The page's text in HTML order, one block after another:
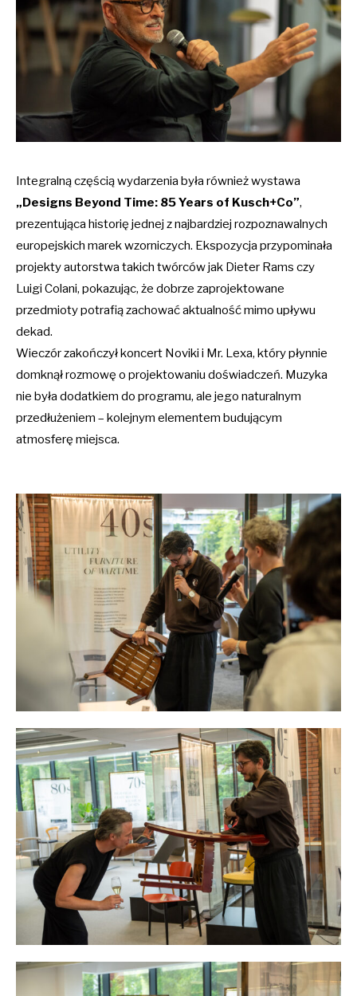
Integralną częścią wydarzenia była również wystawa
„Designs Beyond Time: 85 Years of Kusch+Co”,
prezentująca historię jednej z najbardziej rozpoznawalnych
europejskich marek wzorniczych. Ekspozycja przypominała
projekty autorstwa takich twórców jak Dieter Rams czy
Luigi Colani, pokazując, że dobrze zaprojektowane
przedmioty potrafią zachować aktualność mimo upływu
dekad.
Wieczór zakończył koncert Noviki i Mr. Lеxа, który płynnie
domknął rozmowę o projektowaniu doświadczeń. Muzyka
nie była dodatkiem do programu, ale jego naturalnym
przedłużeniem – kolejnym elementem budującym
atmosferę miejsca.